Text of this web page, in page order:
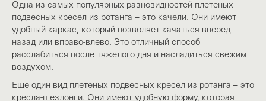
Одна из самых популярных разновидностей плетеных
подвесных кресел из ротанга – это качели. Они имеют
удобный каркас, который позволяет качаться вперед-
назад или вправо-влево. Это отличный способ
расслабиться после тяжелого дня и насладиться свежим
воздухом.
Еще один вид плетеных подвесных кресел из ротанга – это
кресла-шезлонги. Они имеют удобную форму, которая